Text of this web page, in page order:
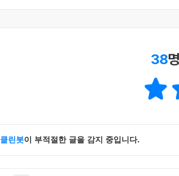
38
클린봇이 부적절한 글을 감지 중입니다.